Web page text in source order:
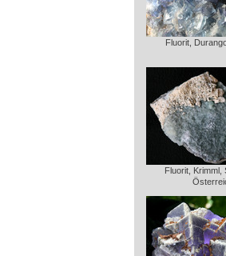
Fluorit,
Fluorit, Krimml,